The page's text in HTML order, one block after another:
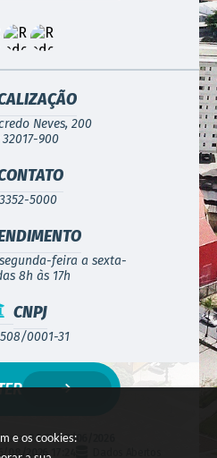
e os cookies:
Neves, 200
32017-900
5000
feira a sexta-
8h às 17h
CNPJ
0001-31
3.5.3 - 19/06/2026
08/2026 17:24